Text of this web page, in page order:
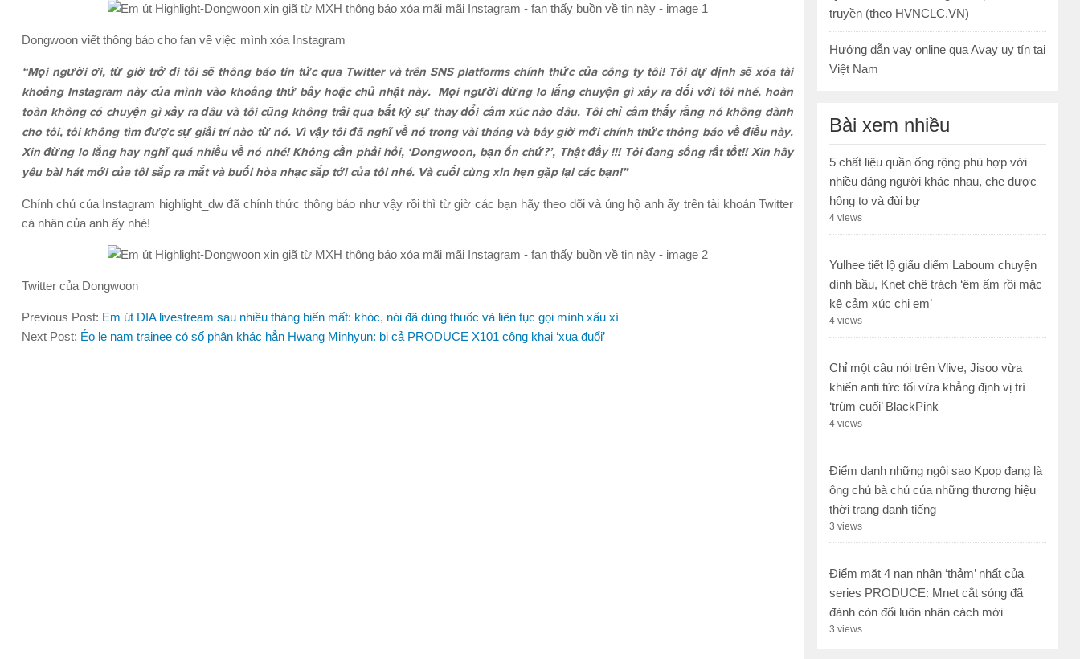
Dongwoon viết thông báo cho fan về việc mình xóa Instagram
“Mọi người ơi, từ giờ trở đi tôi sẽ thông báo tin tức qua Twitter và trên SNS platforms chính thức của công ty tôi! Tôi dự định sẽ xóa tài
khoảng Instagram này của mình vào khoảng thứ bảy hoặc chủ nhật này. Mọi người đừng lo lắng chuyện gì xảy ra đối với tôi nhé, hoàn
toàn không có chuyện gì xảy ra đâu và tôi cũng không trải qua bất kỳ sự thay đổi cảm xúc nào đâu. Tôi chỉ cảm thấy rằng nó không dành
cho tôi, tôi không tìm được sự giải trí nào từ nó. Vì vậy tôi đã nghĩ về nó trong vài tháng và bây giờ mới chính thức thông báo về điều này.
Xin đừng lo lắng hay nghĩ quá nhiều về nó nhé! Không cần phải hỏi, ‘Dongwoon, bạn ổn chứ?’, Thật đấy !!! Tôi đang sống rất tốt!! Xin hãy
yêu bài hát mới của tôi sắp ra mắt và buổi hòa nhạc sắp tới của tôi nhé. Và cuối cùng xin hẹn gặp lại các bạn!”
Chính chủ của Instagram highlight_dw đã chính thức thông báo như vậy rồi thì từ giờ các bạn hãy theo dõi và ủng hộ anh ấy trên tài khoản Twitter
cá nhân của anh ấy nhé!
Twitter của Dongwoon
Previous Post: Em út DIA livestream sau nhiều tháng biến mất: khóc, nói đã dùng thuốc và liên tục gọi mình xấu xí
Next Post: Éo le nam trainee có số phận khác hẳn Hwang Minhyun: bị cả PRODUCE X101 công khai ‘xua đuổi’
truyền (theo HVNCLC.VN)
Hướng dẫn vay online qua Avay uy tín tại
Việt Nam
Bài xem nhiều
5 chất liệu quần ống rộng phù hợp với
nhiều dáng người khác nhau, che được
hông to và đùi bự
4 views
Yulhee tiết lộ giấu diếm Laboum chuyện
dính bầu, Knet chê trách ‘êm ấm rồi mặc
kệ cảm xúc chị em’
4 views
Chỉ một câu nói trên Vlive, Jisoo vừa
khiến anti tức tối vừa khẳng định vị trí
‘trùm cuối’ BlackPink
4 views
Điểm danh những ngôi sao Kpop đang là
ông chủ bà chủ của những thương hiệu
thời trang danh tiếng
3 views
Điểm mặt 4 nạn nhân ‘thảm’ nhất của
series PRODUCE: Mnet cắt sóng đã
đành còn đổi luôn nhân cách mới
3 views